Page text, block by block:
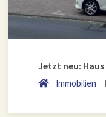
Immobilien